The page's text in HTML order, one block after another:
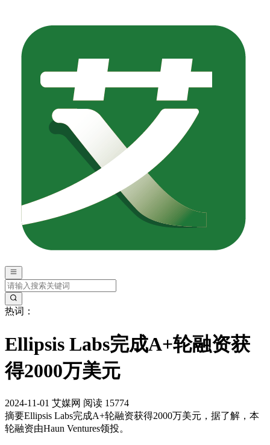
热词：
Ellipsis Labs完成A+轮融资获
得2000万美元
2024-11-01 艾媒网 阅读 15774
摘要Ellipsis Labs完成A+轮融资获得2000万美元，据了解，本
轮融资由Haun Ventures领投。